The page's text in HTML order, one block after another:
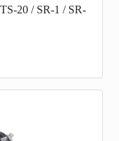
20 / SR-1 / SR-